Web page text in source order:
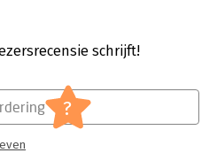
schrijft!
?